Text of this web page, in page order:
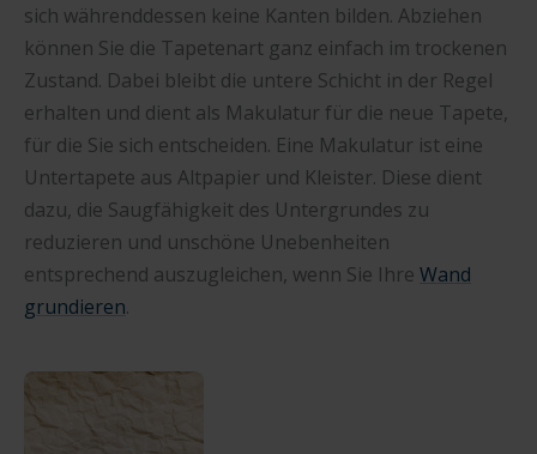
sich währenddessen keine Kanten bilden. Abziehen
können Sie die Tapetenart ganz einfach im trockenen
Zustand. Dabei bleibt die untere Schicht in der Regel
erhalten und dient als Makulatur für die neue Tapete,
für die Sie sich entscheiden. Eine Makulatur ist eine
Untertapete aus Altpapier und Kleister. Diese dient
dazu, die Saugfähigkeit des Untergrundes zu
reduzieren und unschöne Unebenheiten
entsprechend auszugleichen, wenn Sie Ihre Wand
grundieren.